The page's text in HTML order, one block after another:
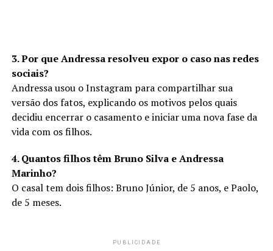
3. Por que Andressa resolveu expor o caso nas redes
sociais?
Andressa usou o Instagram para compartilhar sua
versão dos fatos, explicando os motivos pelos quais
decidiu encerrar o casamento e iniciar uma nova fase da
vida com os filhos.
4. Quantos filhos têm Bruno Silva e Andressa
Marinho?
O casal tem dois filhos: Bruno Júnior, de 5 anos, e Paolo,
de 5 meses.
PUBLICIDADE